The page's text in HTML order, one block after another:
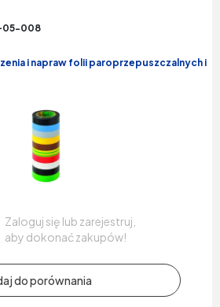
05-008
i napraw folii paroprzepuszczalnych i
Zaloguj się lub zarejestruj,
aby dokonać zakupów!